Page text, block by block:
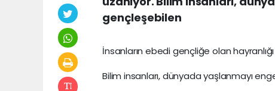
gençleşebilen
İnsanların ebedi gençliğe olan
Bilim insanları, dünyada yaşlanmayı
devam
edin